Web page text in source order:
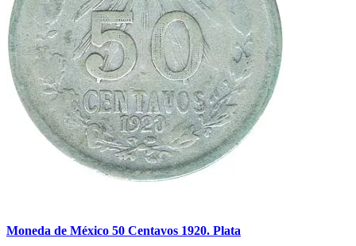
Moneda de México 50 Centavos 1920. Plata